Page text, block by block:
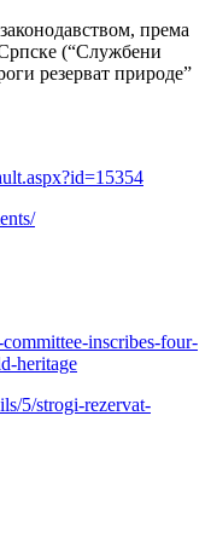
према
(“Службени
резерват природе”
inscribes-four-
heritage
5/strogi-rezervat-